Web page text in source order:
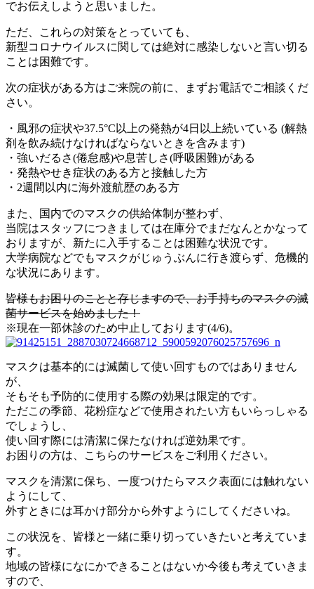
でお伝えしようと思いました。
ただ、これらの対策をとっていても、
新型コロナウイルスに関しては絶対に感染しないと言い切る
ことは困難です。
次の症状がある方はご来院の前に、まずお電話でご相談くだ
さい。
・風邪の症状や37.5°C以上の発熱が4日以上続いている (解熱
剤を飲み続けなければならないときを含みます)
・強いだるさ(倦怠感)や息苦しさ(呼吸困難)がある
・発熱やせき症状のある方と接触した方
・2週間以内に海外渡航歴のある方
また、国内でのマスクの供給体制が整わず、
当院はスタッフにつきましては在庫分でまだなんとかなって
おりますが、新たに入手することは困難な状況です。
大学病院などでもマスクがじゅうぶんに行き渡らず、危機的
な状況にあります。
皆様もお困りのことと存じますので、お手持ちのマスクの滅
菌サービスを始めました！
※現在一部休診のため中止しております(4/6)。
マスクは基本的には滅菌して使い回すものではありません
が、
そもそも予防的に使用する際の効果は限定的です。
ただこの季節、花粉症などで使用されたい方もいらっしゃる
でしょうし、
使い回す際には清潔に保たなければ逆効果です。
お困りの方は、こちらのサービスをご利用ください。
マスクを清潔に保ち、一度つけたらマスク表面には触れない
ようにして、
外すときには耳かけ部分から外すようにしてくださいね。
この状況を、皆様と一緒に乗り切っていきたいと考えていま
す。
地域の皆様になにかできることはないか今後も考えていきま
すので、